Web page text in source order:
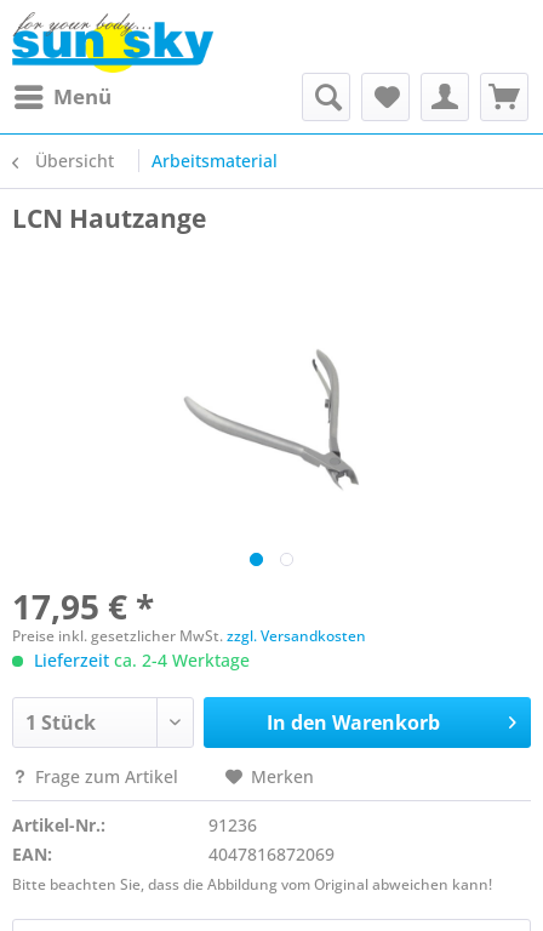
Menü
Übersicht Arbeitsmaterial
LCN Hautzange
17,95 € *
Preise inkl. gesetzlicher MwSt.zzgl. Versandkosten
Lieferzeit ca. 2-4 Werktage
In den Warenkorb
Frage zum Artikel Merken
Artikel-Nr.:
91236
EAN:
4047816872069
Bitte beachten Sie, dass die Abbildung vom Original abweichen kann!